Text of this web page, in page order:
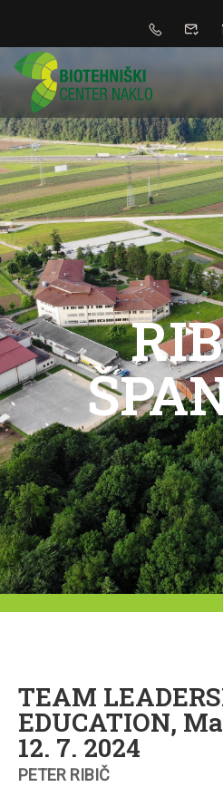
TEAM
EDUCATION,
12. 7. 2024
PETER RIBIČ